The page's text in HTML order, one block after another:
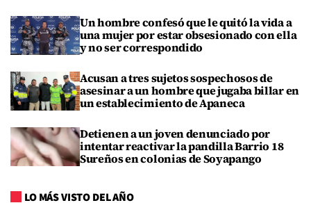
Un hombre confesó que le quitó la vida a
una mujer por estar obsesionado con ella
y no ser correspondido
Acusan a tres sujetos sospechosos de
asesinar a un hombre que jugaba billar en
un establecimiento de Apaneca
Detienen a un joven denunciado por
intentar reactivar la pandilla Barrio 18
Sureños en colonias de Soyapango
LO MÁS VISTO DEL AÑO